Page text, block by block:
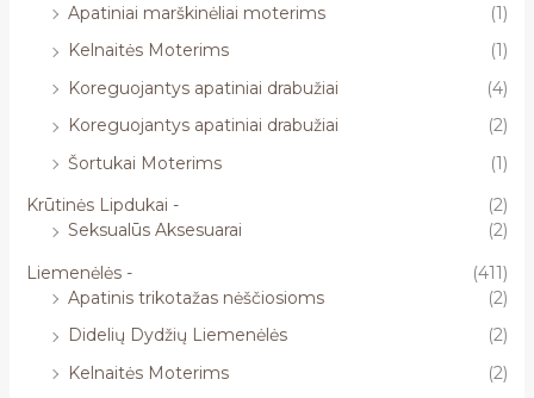
Apatiniai marškinėliai moterims
(1)
Kelnaitės Moterims
(1)
Koreguojantys apatiniai drabužiai
(4)
Koreguojantys apatiniai drabužiai
(2)
Šortukai Moterims
(1)
Krūtinės Lipdukai -
(2)
Seksualūs Aksesuarai
(2)
Liemenėlės -
(411)
Apatinis trikotažas nėščiosioms
(2)
Didelių Dydžių Liemenėlės
(2)
Kelnaitės Moterims
(2)